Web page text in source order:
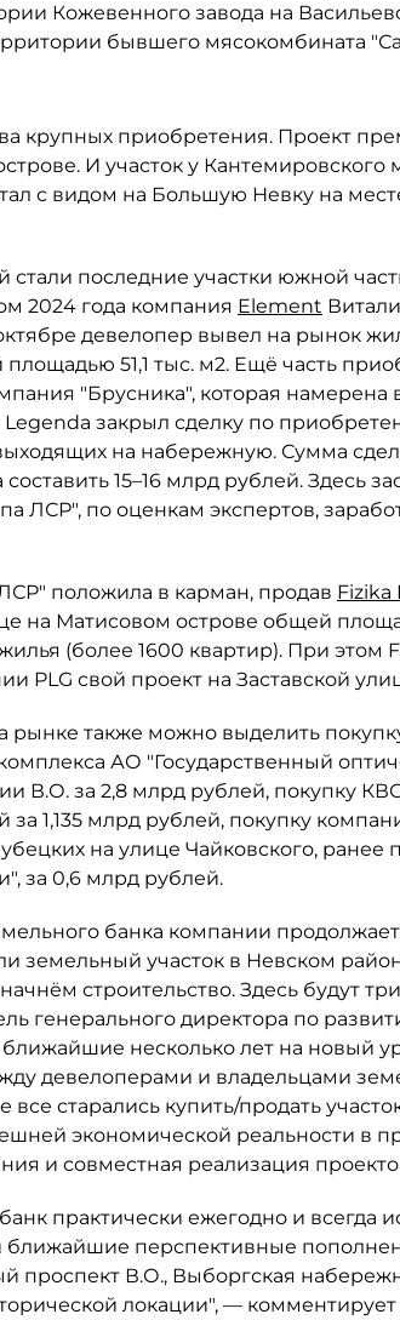
Кожевенного завода на
бывшего мясокомбината
крупных приобретения. Проект
И участок у Кантемировского
с видом на Большую Невку на
стали последние участки южной
2024 года компания Element
девелопер вывел на рынок
51,1 тыс. м2. Ещё часть
"Брусника", которая намерена
закрыл сделку по
на набережную. Сумма
15–16 млрд рублей. Здесь
ЛСР", по оценкам экспертов,
положила в карман, продав
на Матисовом острове общей
(более 1600 квартир). При этом
PLG свой проект на Заставской
рынке также можно выделить
АО "Государственный
В.О. за 2,8 млрд рублей, покупку
1,135 млрд рублей, покупку
на улице Чайковского, ранее
за 0,6 млрд рублей.
банка компании
земельный участок в Невском
строительство. Здесь будут
генерального директора по
несколько лет на новый
девелоперами и владельцами
старались купить/продать
экономической реальности в
и совместная реализация
практически ежегодно и всегда
перспективные
проспект В.О., Выборгская
локации", —